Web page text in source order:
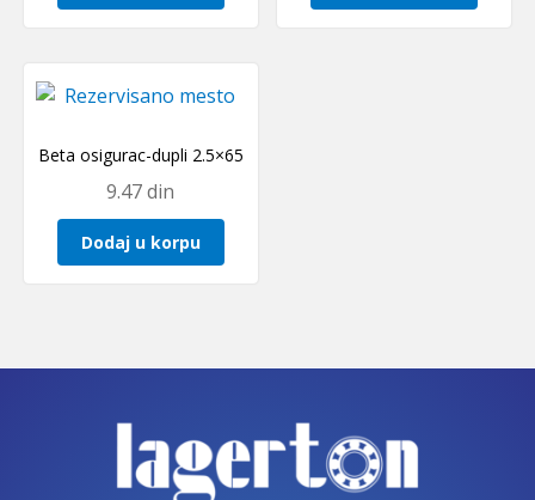
Beta osigurac-dupli 2.5×65
9.47din
Dodaj u korpu